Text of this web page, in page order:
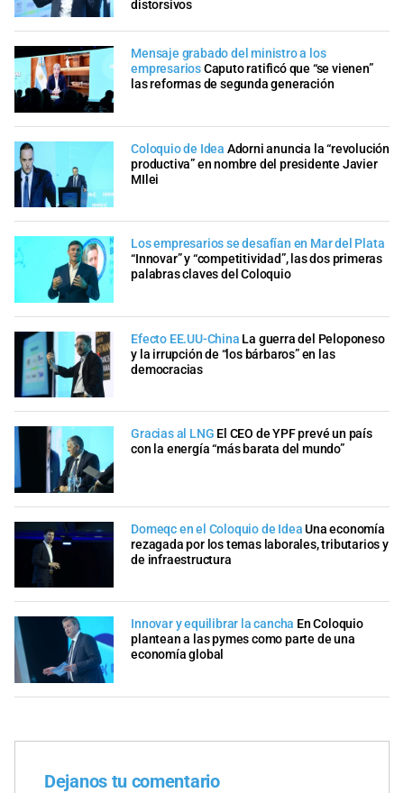
distorsivos
Mensaje grabado del ministro a los
empresariosCaputo ratificó que “se vienen”
las reformas de segunda generación
Coloquio de Idea Adorni anuncia la “revolución
productiva” en nombre del presidente Javier
MIlei
Los empresarios se desafían en Mar del Plata
“Innovar” y “competitividad”, las dos primeras
palabras claves del Coloquio
Efecto EE.UU-China La guerra del Peloponeso
y la irrupción de “los bárbaros” en las
democracias
Gracias al LNG El CEO de YPF prevé un país
con la energía “más barata del mundo”
Domeqc en el Coloquio de IdeaUna economía
rezagada por los temas laborales, tributarios y
de infraestructura
Innovar y equilibrar la cancha En Coloquio
plantean a las pymes como parte de una
economía global
Dejanos tu comentario